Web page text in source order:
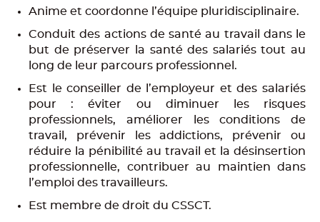
Anime et coordonne l’équipe pluridisciplinaire.
Conduit des actions de santé au travail dans le
but de préserver la santé des salariés tout au
long de leur parcours professionnel.
Est le conseiller de l’employeur et des salariés
pour : éviter ou diminuer les risques
professionnels, améliorer les conditions de
travail, prévenir les addictions, prévenir ou
réduire la pénibilité au travail et la désinsertion
professionnelle, contribuer au maintien dans
l’emploi des travailleurs.
Est membre de droit du CSSCT.